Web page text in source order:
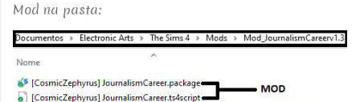
Mod na pasta: